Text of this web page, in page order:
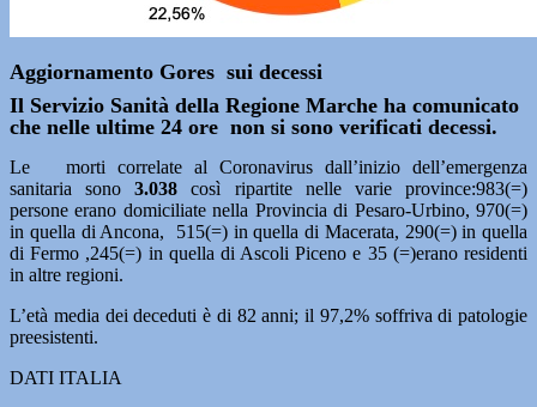
Aggiornamento Gores sui decessi
Il Servizio Sanità della Regione Marche ha comunicato
che nelle ultime 24 ore non si sono verificati decessi.
Le morti correlate al Coronavirus dall’inizio dell’emergenza
sanitaria sono3.038così ripartite nelle varie province:983(=)
persone erano domiciliate nella Provincia di Pesaro-Urbino, 970(=)
in quella di Ancona, 515(=) in quella di Macerata, 290(=) in quella
di Fermo ,245(=) in quella di Ascoli Piceno e 35 (=)erano residenti
in altre regioni.
L’età media dei deceduti è di 82 anni; il 97,2% soffriva di patologie
preesistenti.
DATI ITALIA